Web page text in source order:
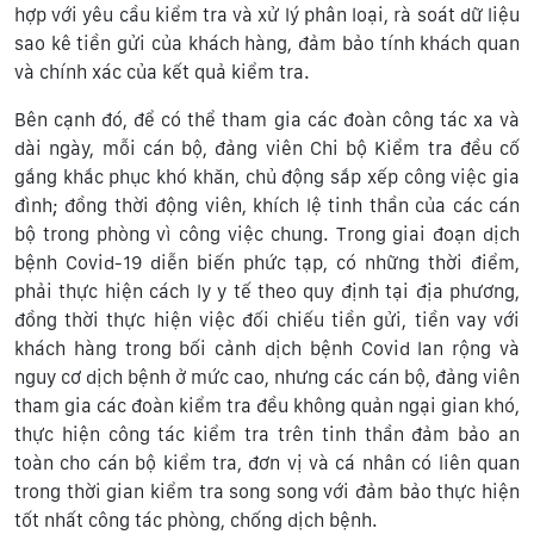
hợp với yêu cầu kiểm tra và xử lý phân loại, rà soát dữ liệu
sao kê tiền gửi của khách hàng, đảm bảo tính khách quan
và chính xác của kết quả kiểm tra.
Bên cạnh đó, để có thể tham gia các đoàn công tác xa và
dài ngày, mỗi cán bộ, đảng viên Chi bộ Kiểm tra đều cố
gắng khắc phục khó khăn, chủ động sắp xếp công việc gia
đình; đồng thời động viên, khích lệ tinh thần của các cán
bộ trong phòng vì công việc chung. Trong giai đoạn dịch
bệnh Covid-19 diễn biến phức tạp, có những thời điểm,
phải thực hiện cách ly y tế theo quy định tại địa phương,
đồng thời thực hiện việc đối chiếu tiền gửi, tiền vay với
khách hàng trong bối cảnh dịch bệnh Covid lan rộng và
nguy cơ dịch bệnh ở mức cao, nhưng các cán bộ, đảng viên
tham gia các đoàn kiểm tra đều không quản ngại gian khó,
thực hiện công tác kiểm tra trên tinh thần đảm bảo an
toàn cho cán bộ kiểm tra, đơn vị và cá nhân có liên quan
trong thời gian kiểm tra song song với đảm bảo thực hiện
tốt nhất công tác phòng, chống dịch bệnh.